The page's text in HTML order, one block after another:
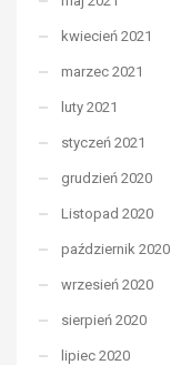
kwiecień 2021
marzec 2021
luty 2021
styczeń 2021
grudzień 2020
Listopad 2020
październik 2020
wrzesień 2020
sierpień 2020
lipiec 2020